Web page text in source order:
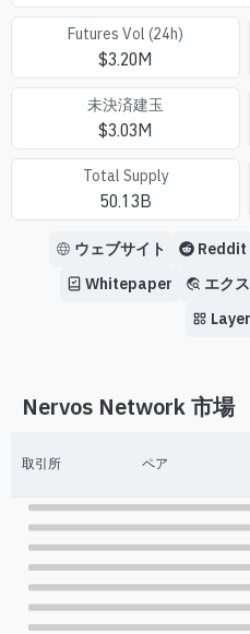
Futures Vol (24h)
$3.20M
未決済建玉
$3.03M
Total Supply
50.13B
ウェブサイト Reddit
Whitepaper
エク
Nervos Network 市場
取引所 ペア